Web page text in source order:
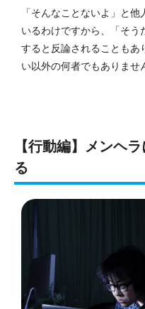
「そんなことないよ」と
いるわけですから、「そう
すると反論されることもあ
い以外の何者でもありませ
【行動編】メンヘ
る